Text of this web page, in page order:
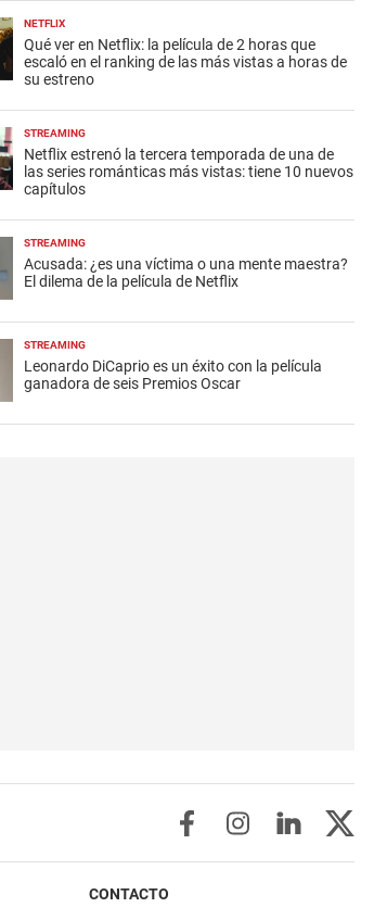
NETFLIX
Qué ver en Netflix: la película de 2 horas que
escaló en el ranking de las más vistas a horas de
su estreno
STREAMING
Netflix estrenó la tercera temporada de una de
las series románticas más vistas: tiene 10 nuevos
capítulos
STREAMING
Acusada: ¿es una víctima o una mente maestra?
El dilema de la película de Netflix
STREAMING
Leonardo DiCaprio es un éxito con la película
ganadora de seis Premios Oscar
CONTACTO